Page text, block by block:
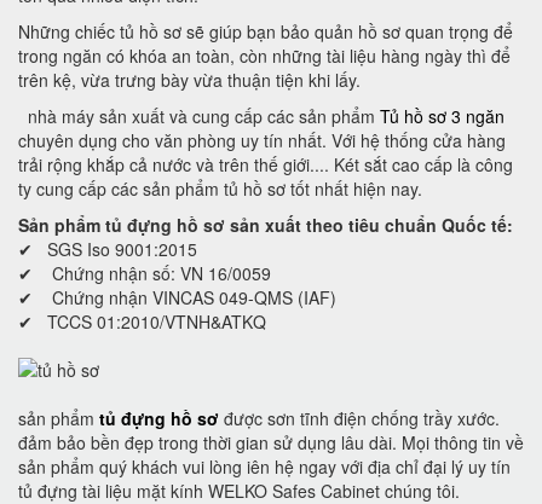
Những chiếc tủ hồ sơ sẽ giúp bạn bảo quản hồ sơ quan trọng để
trong ngăn có khóa an toàn, còn những tài liệu hàng ngày thì để
trên kệ, vừa trưng bày vừa thuận tiện khi lấy.
nhà máy sản xuất và cung cấp các sản phẩm Tủ hồ sơ 3 ngăn
chuyên dụng cho văn phòng uy tín nhất. Với hệ thống cửa hàng
trải rộng khắp cả nước và trên thế giới.... Két sắt cao cấp là công
ty cung cấp các sản phẩm tủ hồ sơ tốt nhất hiện nay.
Sản phẩm tủ đựng hồ sơ sản xuất theo tiêu chuẩn Quốc tế:
✔ SGS Iso 9001:2015
✔ Chứng nhận số: VN 16/0059
✔ Chứng nhận VINCAS 049-QMS (IAF)
✔ TCCS 01:2010/VTNH&ATKQ
sản phẩm tủ đựng hồ sơ được sơn tĩnh điện chống trầy xước.
đảm bảo bền đẹp trong thời gian sử dụng lâu dài. Mọi thông tin về
sản phẩm quý khách vui lòng iên hệ ngay với địa chỉ đại lý uy tín
tủ đựng tài liệu mặt kính WELKO Safes Cabinet chúng tôi.